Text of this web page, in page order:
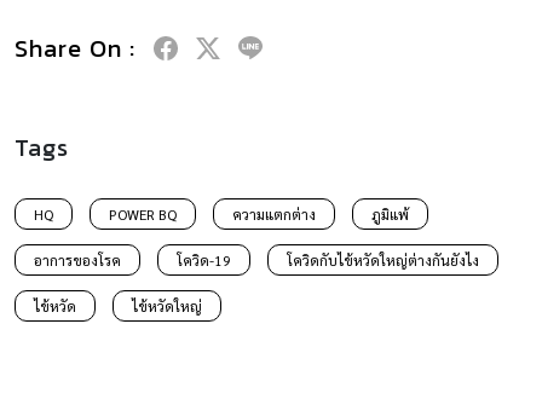
Share On :
Tags
HQ POWER BQ ความแตกต่าง ภูมิแพ้
อาการของโรค โควิด-19 โควิดกับไข้หวัดใหญ่ต่างกันยังไง
ไข้หวัด ไข้หวัดใหญ่